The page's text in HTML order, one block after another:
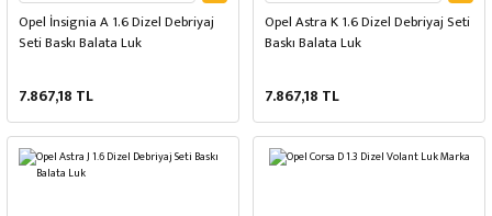
Opel İnsignia A 1.6 Dizel Debriyaj
Seti Baskı Balata Luk
7.867,18 TL
Opel Astra K 1.6 Dizel Debriyaj Seti
Baskı Balata Luk
7.867,18 TL